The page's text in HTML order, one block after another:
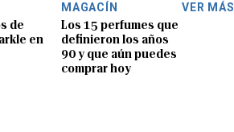
de
en
MAGACÍN
Los 15 perfumes que
definieron los años
90 y que aún puedes
comprar hoy
VER MÁS